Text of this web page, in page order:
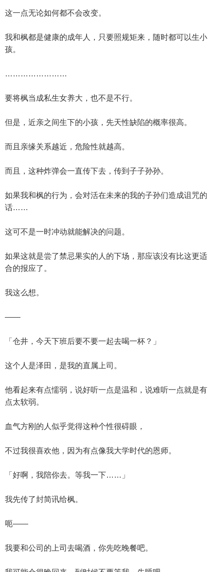
这一点无论如何都不会改变。
我和枫都是健康的成年人，只要照规矩来，随时都可以生小
孩。
……………………
要将枫当成私生女养大，也不是不行。
但是，近亲之间生下的小孩，先天性缺陷的概率很高。
而且亲缘关系越近，危险性就越高。
而且，这种炸弹会一直传下去，传到子子孙孙。
如果我和枫的行为，会对活在未来的我的子孙们造成诅咒的
话……
这可不是一时冲动就能解决的问题。
如果这就是尝了禁忌果实的人的下场，那应该没有比这更适
合的报应了。
我这么想。
——
「仓井，今天下班后要不要一起去喝一杯？」
这个人是泽田，是我的直属上司。
他看起来有点懦弱，说好听一点是温和，说难听一点就是有
点太软弱。
血气方刚的人似乎觉得这种个性很碍眼，
不过我很喜欢他，因为有点像我大学时代的恩师。
「好啊，我陪你去。等我一下……」
我先传了封简讯给枫。
呃——
我要和公司的上司去喝酒，你先吃晚餐吧。